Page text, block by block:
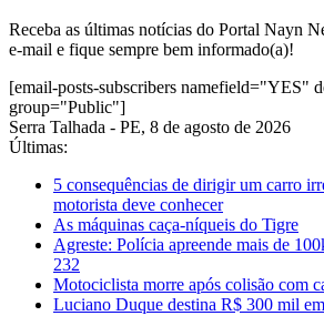
Receba as últimas notícias do Portal Nayn
e-mail e fique sempre bem informado(a)!
[email-posts-subscribers namefield="YES"
group="Public"]
Serra Talhada - PE, 8 de agosto de 2026
Últimas:
5 consequências de dirigir um carro
motorista deve conhecer
As máquinas caça-níqueis do Tigre
Agreste: Polícia apreende mais de
232
Motociclista morre após colisão com
Luciano Duque destina R$ 300 mil